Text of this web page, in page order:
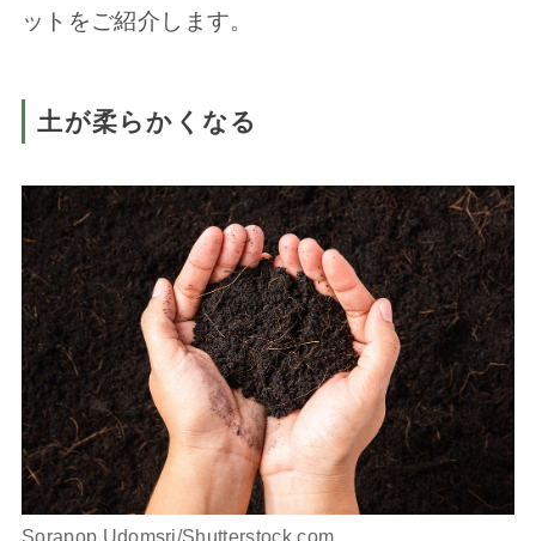
ットをご紹介します。
土が柔らかくなる
Sorapop Udomsri/Shutterstock.com